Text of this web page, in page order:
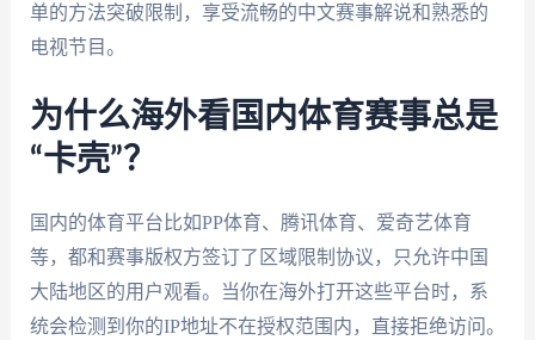
单的方法突破限制，享受流畅的中文赛事解说和熟悉的
电视节目。
为什么海外看国内体育赛事总是
“卡壳”？
国内的体育平台比如PP体育、腾讯体育、爱奇艺体育
等，都和赛事版权方签订了区域限制协议，只允许中国
大陆地区的用户观看。当你在海外打开这些平台时，系
统会检测到你的IP地址不在授权范围内，直接拒绝访问。